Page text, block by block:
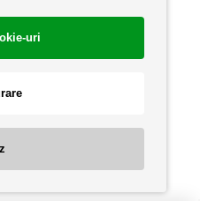
uri